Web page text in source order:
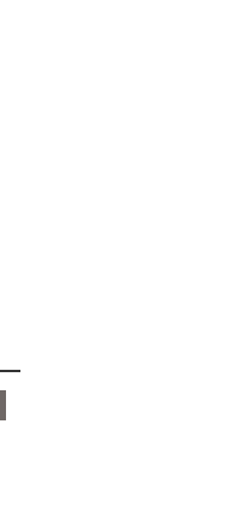
YOU ANG 天然草本淨
格